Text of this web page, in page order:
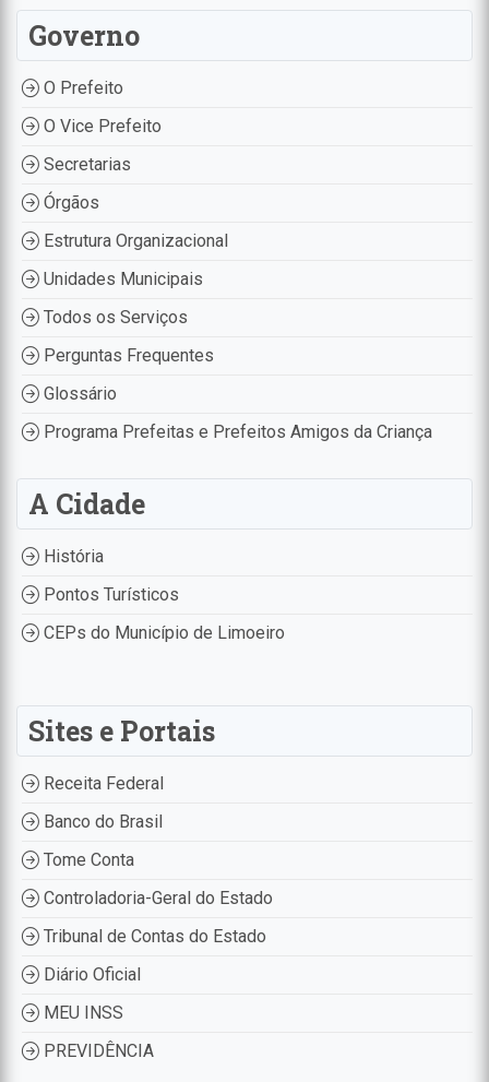
Governo
O Prefeito
O Vice Prefeito
Secretarias
Órgãos
Estrutura Organizacional
Unidades Municipais
Todos os Serviços
Perguntas Frequentes
Glossário
Programa Prefeitas e Prefeitos Amigos da Criança
A Cidade
História
Pontos Turísticos
CEPs do Município de Limoeiro
Sites e Portais
Receita Federal
Banco do Brasil
Tome Conta
Controladoria-Geral do Estado
Tribunal de Contas do Estado
Diário Oficial
MEU INSS
PREVIDÊNCIA